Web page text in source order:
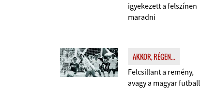
igyekezett a felszínen
maradni
AKKOR, RÉGEN...
Felcsillant a remény,
avagy a magyar futball